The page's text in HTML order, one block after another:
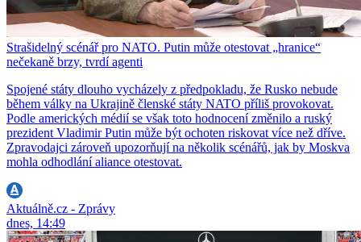
Strašidelný scénář pro NATO. Putin může otestovat „hranice“
nečekaně brzy, tvrdí agenti
Spojené státy dlouho vycházely z předpokladu, že Rusko nebude
během války na Ukrajině členské státy NATO příliš provokovat.
Podle amerických médií se však toto hodnocení změnilo a ruský
prezident Vladimir Putin může být ochoten riskovat více než dříve.
Zpravodajci zároveň upozorňují na několik scénářů, jak by Moskva
mohla odhodlání aliance otestovat.
Aktuálně.cz - Zprávy
dnes, 14:49